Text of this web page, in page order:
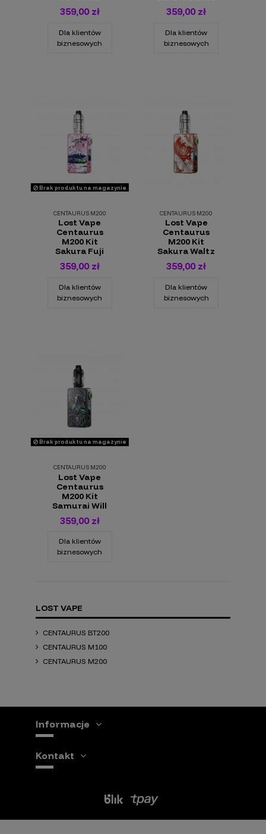
359,00 zł
Dla klientów
biznesowych
359,00 zł
Dla klientów
biznesowych
Brak produktu na magazynie
CENTAURUS M200
Lost Vape
Centaurus
M200 Kit
Sakura Fuji
359,00 zł
Dla klientów
biznesowych
CENTAURUS M200
Lost Vape
Centaurus
M200 Kit
Sakura Waltz
359,00 zł
Dla klientów
biznesowych
Brak produktu na magazynie
CENTAURUS M200
Lost Vape
Centaurus
M200 Kit
Samurai Will
359,00 zł
Dla klientów
biznesowych
LOST VAPE
CENTAURUS BT200
CENTAURUS M100
CENTAURUS M200
Informacje
Kontakt